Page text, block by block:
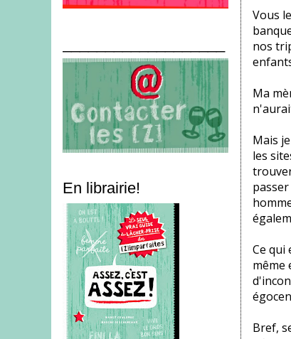
En librairie!
Vous
nos
Ma
Mais
les
Ce qui
même
Bref,